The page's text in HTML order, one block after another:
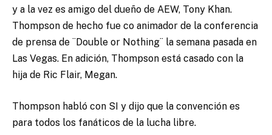
y a la vez es amigo del dueño de AEW, Tony Khan.
Thompson de hecho fue co animador de la conferencia
de prensa de ¨Double or Nothing¨ la semana pasada en
Las Vegas. En adición, Thompson está casado con la
hija de Ric Flair, Megan.
Thompson habló con SI y dijo que la convención es
para todos los fanáticos de la lucha libre.